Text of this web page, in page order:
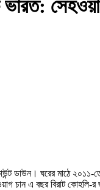
ভারত:
ডাউন। ঘরের মাঠে ২০১১-
চান এ বছর বিরাট